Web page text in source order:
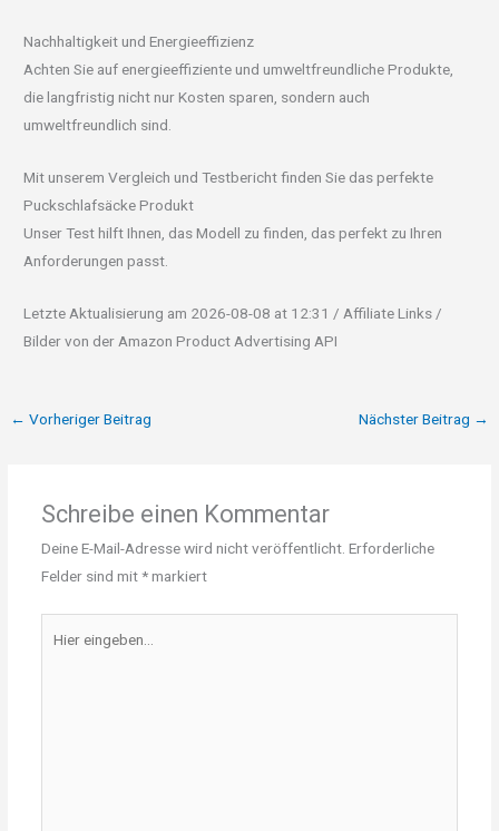
Nachhaltigkeit und Energieeffizienz
Achten Sie auf energieeffiziente und umweltfreundliche Produkte,
die langfristig nicht nur Kosten sparen, sondern auch
umweltfreundlich sind.
Mit unserem Vergleich und Testbericht finden Sie das perfekte
Puckschlafsäcke Produkt
Unser Test hilft Ihnen, das Modell zu finden, das perfekt zu Ihren
Anforderungen passt.
Letzte Aktualisierung am 2026-08-08 at 12:31 / Affiliate Links /
Bilder von der Amazon Product Advertising API
← Vorheriger Beitrag Nächster Beitrag →
Schreibe einen Kommentar
Deine E-Mail-Adresse wird nicht veröffentlicht. Erforderliche
Felder sind mit*markiert
eingeben…